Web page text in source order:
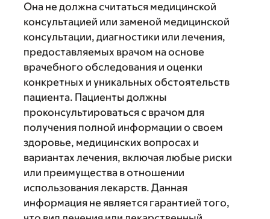
Она не должна считаться медицинской
консультацией или заменой медицинской
консультации, диагностики или лечения,
предоставляемых врачом на основе
врачебного обследования и оценки
конкретных и уникальных обстоятельств
пациента. Пациенты должны
проконсультироваться с врачом для
получения полной информации о своем
здоровье, медицинских вопросах и
вариантах лечения, включая любые риски
или преимущества в отношении
использования лекарств. Данная
информация не является гарантией того,